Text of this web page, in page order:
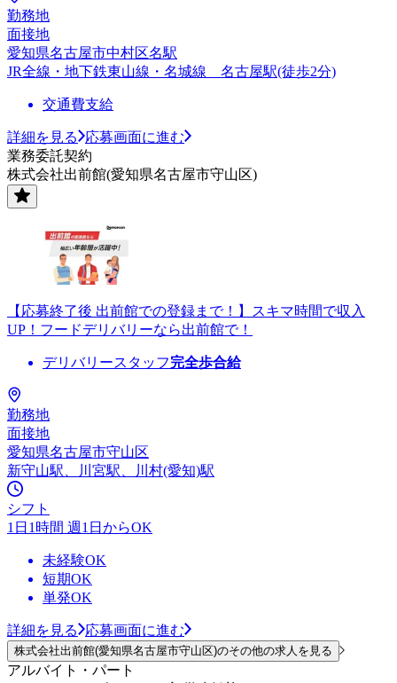
勤務地
面接地
愛知県名古屋市中村区名駅
JR全線・地下鉄東山線・名城線 名古屋駅(徒歩2分)
交通費支給
詳細を見る
応募画面に進む
業務委託契約
株式会社出前館(愛知県名古屋市守山区)
【応募終了後 出前館での登録まで！】スキマ時間で収入
UP！フードデリバリーなら出前館で！
デリバリースタッフ完全歩合給
勤務地
面接地
愛知県名古屋市守山区
新守山駅、川宮駅、川村(愛知)駅
シフト
1日1時間 週1日からOK
未経験OK
短期OK
単発OK
詳細を見る 応募画面に進む
株式会社出前館(愛知県名古屋市守山区)のその他の求人を見る
アルバイト・パート